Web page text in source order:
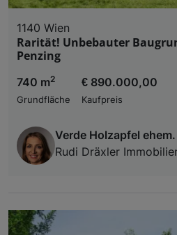
1140 Wien
Rarität! Unbebauter
Penzing
740 m2
Grundfläche
€ 890.000,00
Kaufpreis
Verde Holzapfel
Rudi Dräxler